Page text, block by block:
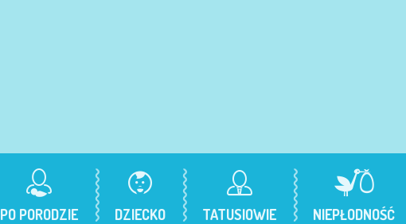
PO PORODZIE DZIECKO TATUSIOWIE NIEPŁODNOŚĆ